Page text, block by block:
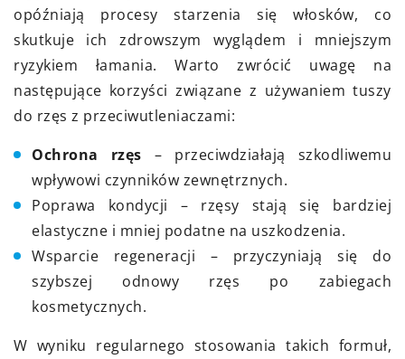
opóźniają procesy starzenia się włosków, co
skutkuje ich zdrowszym wyglądem i mniejszym
ryzykiem łamania. Warto zwrócić uwagę na
następujące korzyści związane z używaniem tuszy
do rzęs z przeciwutleniaczami:
Ochrona rzęs – przeciwdziałają szkodliwemu
wpływowi czynników zewnętrznych.
Poprawa kondycji – rzęsy stają się bardziej
elastyczne i mniej podatne na uszkodzenia.
Wsparcie regeneracji – przyczyniają się do
szybszej odnowy rzęs po zabiegach
kosmetycznych.
W wyniku regularnego stosowania takich formuł,